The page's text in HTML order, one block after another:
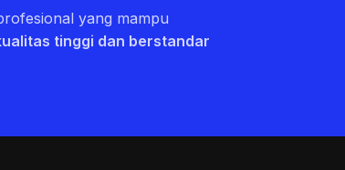
yang mampu
tinggi dan berstandar